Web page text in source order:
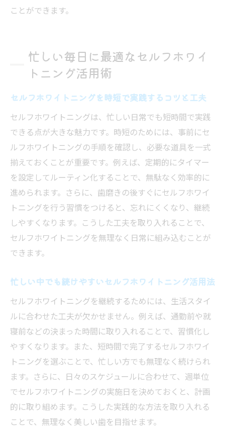
ことができます。
忙しい毎日に最適なセルフホワイ
トニング活用術
セルフホワイトニングを時短で実践するコツと工夫
セルフホワイトニングは、忙しい日常でも短時間で実践
できる点が大きな魅力です。時短のためには、事前にセ
ルフホワイトニングの手順を確認し、必要な道具を一式
揃えておくことが重要です。例えば、定期的にタイマー
を設定してルーティン化することで、無駄なく効率的に
進められます。さらに、歯磨きの後すぐにセルフホワイ
トニングを行う習慣をつけると、忘れにくくなり、継続
しやすくなります。こうした工夫を取り入れることで、
セルフホワイトニングを無理なく日常に組み込むことが
できます。
忙しい中でも続けやすいセルフホワイトニング活用法
セルフホワイトニングを継続するためには、生活スタイ
ルに合わせた工夫が欠かせません。例えば、通勤前や就
寝前などの決まった時間に取り入れることで、習慣化し
やすくなります。また、短時間で完了するセルフホワイ
トニングを選ぶことで、忙しい方でも無理なく続けられ
ます。さらに、日々のスケジュールに合わせて、週単位
でセルフホワイトニングの実施日を決めておくと、計画
的に取り組めます。こうした実践的な方法を取り入れる
ことで、無理なく美しい歯を目指せます。